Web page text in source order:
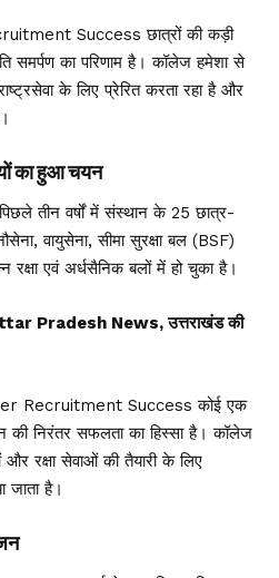
Success छात्रों की कड़ी
का परिणाम है। कॉलेज हमेशा से
राष्ट्रसेवा के लिए प्रेरित करता रहा है और
का हुआ चयन
तीन वर्षों में संस्थान के 25 छात्र-
वायुसेना, सीमा सुरक्षा बल (BSF)
रक्षा एवं अर्धसैनिक बलों में हो चुका है।
Pradesh News, उत्तराखंड की
Recruitment Success कोई एक
की निरंतर सफलता का हिस्सा है। कॉलेज
और रक्षा सेवाओं की तैयारी के लिए
जाता है।